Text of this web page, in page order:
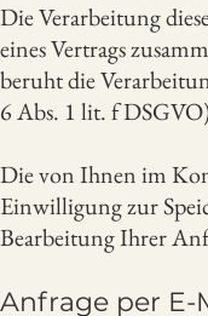
Die Verarbeitung
eines Vertrags
beruht die
6 Abs. 1 lit. f
Die von Ihnen im
Einwilligung zur
Bearbeitung Ihrer
Anfrage per E-